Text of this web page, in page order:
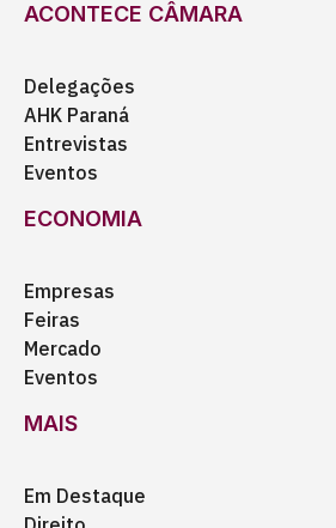
ACONTECE CÂMARA
Delegações
AHK Paraná
Entrevistas
Eventos
ECONOMIA
Empresas
Feiras
Mercado
Eventos
MAIS
Em Destaque